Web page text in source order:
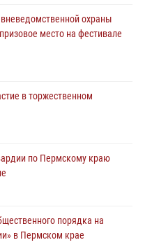
при задержании
охраны
место на фестивале
в торжественном
по Пермскому краю
порядка на
в Пермском крае